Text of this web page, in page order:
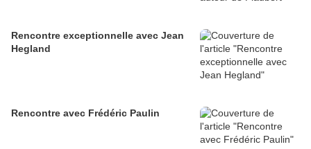
Rencontre exceptionnelle avec Jean
Hegland
Rencontre avec Frédéric Paulin